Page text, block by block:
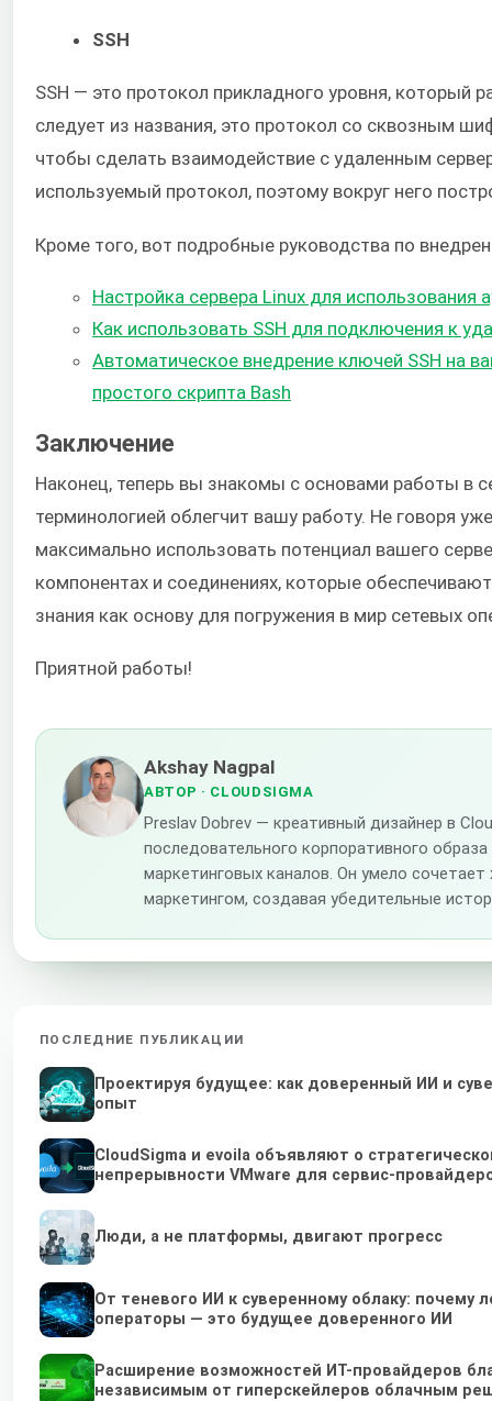
SSH
SSH — это протокол прикладного уровня, который
следует из названия, это протокол со сквозным
чтобы сделать взаимодействие с удаленным
используемый протокол, поэтому вокруг него
Кроме того, вот подробные руководства по
Настройка сервера Linux для использования
Как использовать SSH для подключения к
Автоматическое внедрение ключей SSH на
простого скрипта Bash
Заключение
Наконец, теперь вы знакомы с основами работы в
терминологией облегчит вашу работу. Не говоря
максимально использовать потенциал вашего
компонентах и соединениях, которые
знания как основу для погружения в мир сетевых
Приятной работы!
Akshay Nagpal
АВТОР · CLOUDSIGMA
Preslav Dobrev — креативный дизайнер в
последовательного корпоративного
маркетинговых каналов. Он умело
маркетингом, создавая убедительные
ПОСЛЕДНИЕ ПУБЛИКАЦИИ
Проектируя будущее: как доверенный ИИ и
опыт
CloudSigma и evoila объявляют о
непрерывности VMware для сервис-
Люди, а не платформы, двигают прогресс
От теневого ИИ к суверенному облаку:
операторы — это будущее доверенного ИИ
Расширение возможностей ИТ-провайдеров
независимым от гиперскейлеров облачным